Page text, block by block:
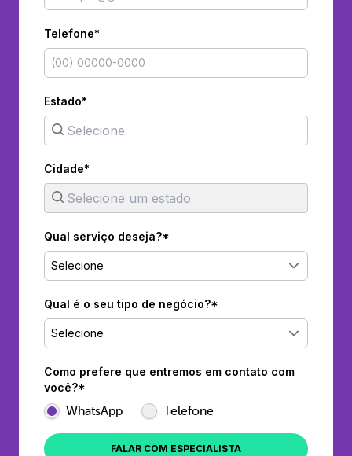
Telefone*
Estado*
Cidade*
Qual serviço deseja?*
Selecione
Qual é o seu tipo de negócio?*
Selecione
Como prefere que entremos em contato com
você?*
WhatsApp Telefone
FALAR COM ESPECIALISTA